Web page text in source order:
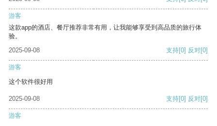
游客
这款app的酒店、餐厅推荐非常有用，让我能够享受到高品质的旅行体
验。
2025-09-08
支持[0] 反对[0]
游客
这个软件很好用
2025-09-08 支持[0] 反对[0]
游客